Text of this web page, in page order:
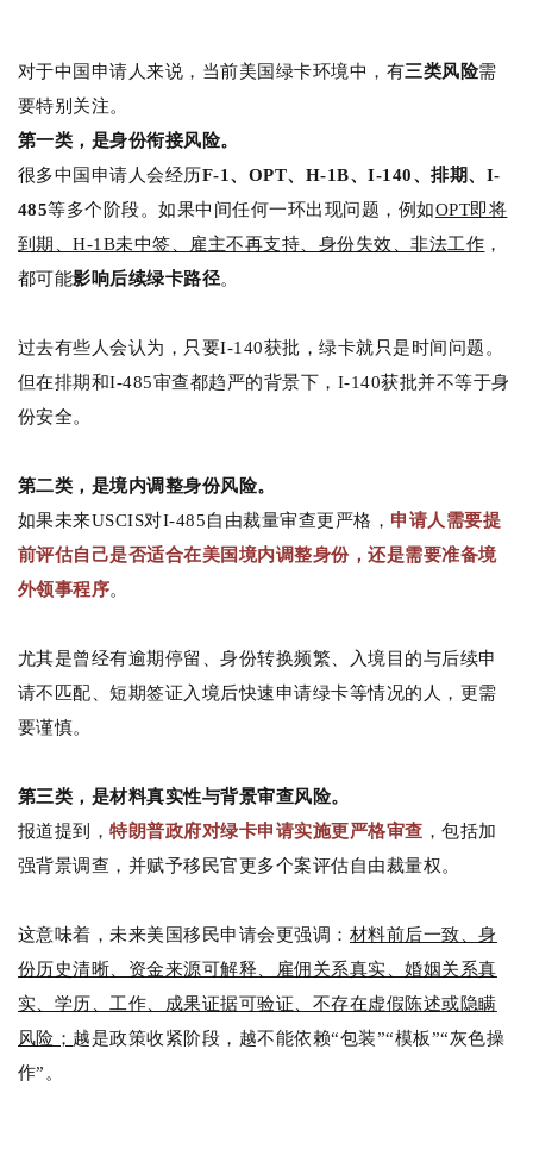
对于中国申请人来说，当前美国绿卡环境中，有三类风险需
要特别关注。
第一类，是身份衔接风险。
很多中国申请人会经历F-1、OPT、H-1B、I-140、排期、I-
485等多个阶段。如果中间任何一环出现问题，例如OPT即将
到期、H-1B未中签、雇主不再支持、身份失效、非法工作 ，
都可能影响后续绿卡路径。
过去有些人会认为，只要I-140获批，绿卡就只是时间问题。
但在排期和I-485审查都趋严的背景下，I-140获批并不等于身
份安全。
第二类，是境内调整身份风险。
如果未来USCIS对I-485自由裁量审查更严格， 申请人需要提
前评估自己是否适合在美国境内调整身份，还是需要准备境
外领事程序。
尤其是曾经有逾期停留、身份转换频繁、入境目的与后续申
请不匹配、短期签证入境后快速申请绿卡等情况的人，更需
要谨慎。
第三类，是材料真实性与背景审查风险。
报道提到，特朗普政府对绿卡申请实施更严格审查 ，包括加
强背景调查，并赋予移民官更多个案评估自由裁量权。
这意味着，未来美国移民申请会更强调： 材料前后一致、身
份历史清晰、资金来源可解释、雇佣关系真实、婚姻关系真
实、学历、工作、成果证据可验证、不存在虚假陈述或隐瞒
风险； 越是政策收紧阶段，越不能依赖“包装”“模板”“灰色操
作”。